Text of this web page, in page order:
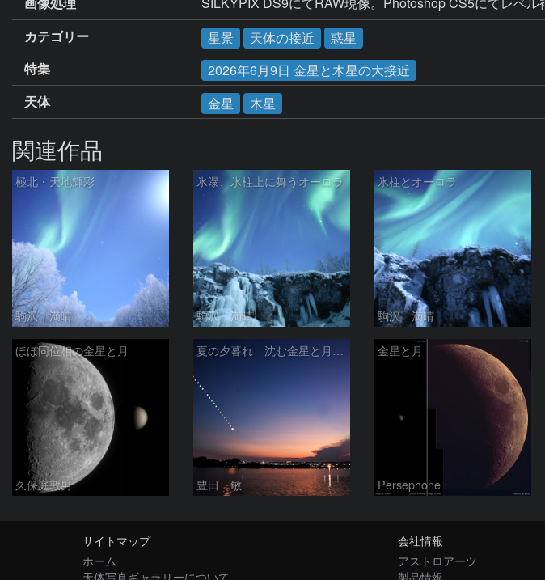
カテゴリー
星景 天体の接近
惑星
特集
2026年6月9日 金星と木星の大接近
天体
金星 木星
関連作品
極北・天地輝彩
駒沢 満晴
氷瀑、氷柱上に舞うオーロラ
駒沢 満晴
氷柱とオーロラ
駒沢 満晴
ほぼ同位相の金星と月
久保庭敦男
夏の夕暮れ 沈む金星と月 2026/7/20
豊田 敏
金星と月
Persephone
サイトマップ
ホーム
天体写真ギャラリーについて
会社情報
アストロアーツ
製品情報